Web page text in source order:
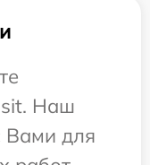
Наш
Вами для